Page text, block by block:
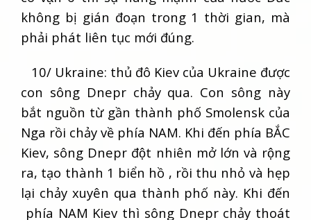
không bị gián đoạn trong 1 thời gian, mà
phải phát liên tục mới đúng.
10/ Ukraine: thủ đô Kiev của Ukraine được
con sông Dnepr chảy qua. Con sông này
bắt nguồn từ gần thành phố Smolensk của
Nga rồi chảy về phía NAM. Khi đến phía BẮC
Kiev, sông Dnepr đột nhiên mở lớn và rộng
ra, tạo thành 1 biển hồ , rồi thu nhỏ và hẹp
lại chảy xuyên qua thành phố này. Khi đến
phía NAM Kiev thì sông Dnepr chảy thoát